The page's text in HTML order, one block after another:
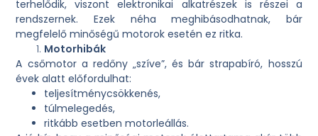
terhelődik, viszont elektronikai alkatrészek is részei a
rendszernek. Ezek néha meghibásodhatnak, bár
megfelelő minőségű motorok esetén ez ritka.
Motorhibák
A csőmotor a redőny „szíve”, és bár strapabíró, hosszú
évek alatt előfordulhat:
teljesítménycsökkenés,
túlmelegedés,
ritkább esetben motorleállás.